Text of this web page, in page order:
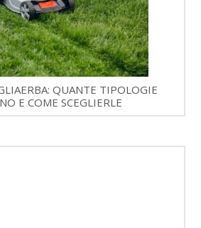
QUANTE TIPOLOGIE
E COME SCEGLIERLE